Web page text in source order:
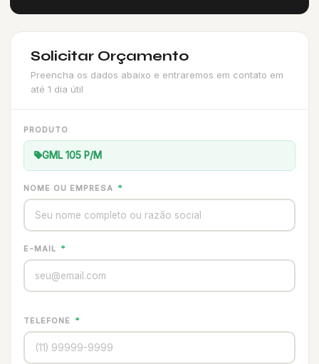
Solicitar Orçamento
Preencha os dados abaixo e entraremos em contato em
até 1 dia útil
PRODUTO
GML 105 P/M
NOME OU EMPRESA *
E-MAIL *
TELEFONE *